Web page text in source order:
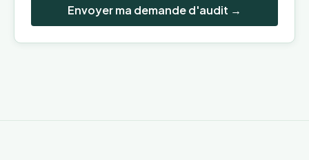
Envoyer ma demande d'audit →